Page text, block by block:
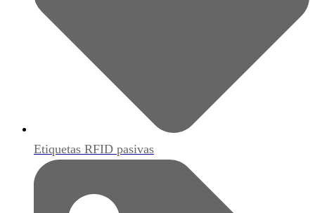
Etiquetas RFID pasivas